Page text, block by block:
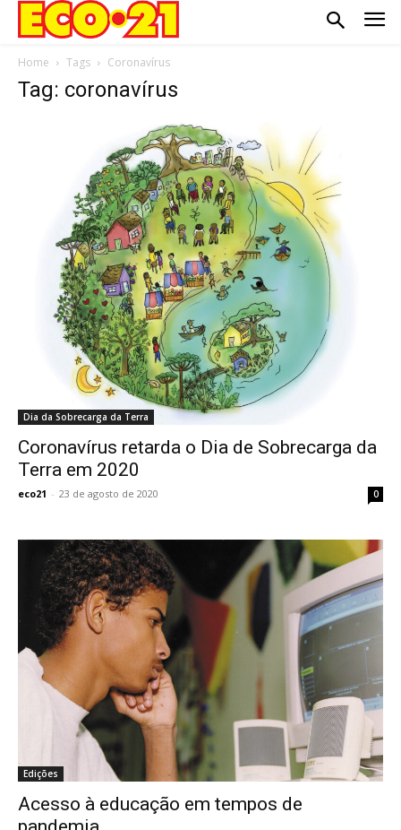
Home Tags Coronavírus
Tag: coronavírus
Dia da Sobrecarga da Terra
Coronavírus retarda o Dia de Sobrecarga da
Terra em 2020
eco21 - 23 de agosto de 2020 0
Edições
Acesso à educação em tempos de